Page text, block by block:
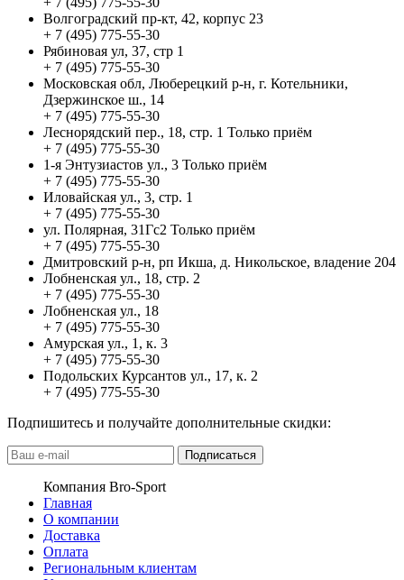
Волгоградский пр-кт, 42, корпус 23
+ 7 (495) 775-55-30
Рябиновая ул, 37, стр 1
+ 7 (495) 775-55-30
Московская обл, Люберецкий р-н, г. Котельники,
Дзержинское ш., 14
+ 7 (495) 775-55-30
Леснорядский пер., 18, стр. 1 Только приём
+ 7 (495) 775-55-30
1-я Энтузиастов ул., 3 Только приём
+ 7 (495) 775-55-30
Иловайская ул., 3, стр. 1
+ 7 (495) 775-55-30
ул. Полярная, 31Гс2 Только приём
+ 7 (495) 775-55-30
Дмитровский р-н, рп Икша, д. Никольское, владение 204
Лобненская ул., 18, стр. 2
+ 7 (495) 775-55-30
Лобненская ул., 18
+ 7 (495) 775-55-30
Амурская ул., 1, к. 3
+ 7 (495) 775-55-30
Подольских Курсантов ул., 17, к. 2
+ 7 (495) 775-55-30
Подпишитесь и получайте дополнительные скидки:
Подписаться
Компания Bro-Sport
Главная
О компании
Доставка
Оплата
Региональным клиентам